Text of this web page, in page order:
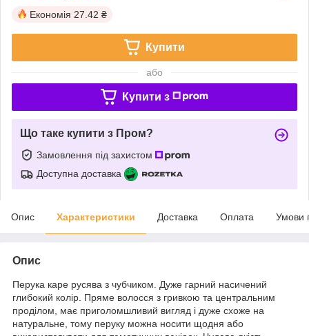
Економія 27.42 ₴
Купити
або
Купити з
Що таке купити з Пром?
Замовлення під захистом
Доступна доставка
Опис Характеристики Доставка Оплата Умови
Опис
Перука каре русява з чубчиком. Дуже гарний насичений
глибокий колір. Пряме волосся з гривкою та центральним
проділом, має приголомшливий вигляд і дуже схоже на
натуральне, тому перуку можна носити щодня або